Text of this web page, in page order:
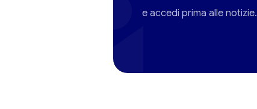
e accedi prima alle notizie.